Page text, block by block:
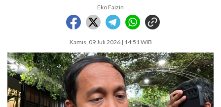
Eko Faizin
Kamis, 09 Juli 2026 | 14:51 WIB